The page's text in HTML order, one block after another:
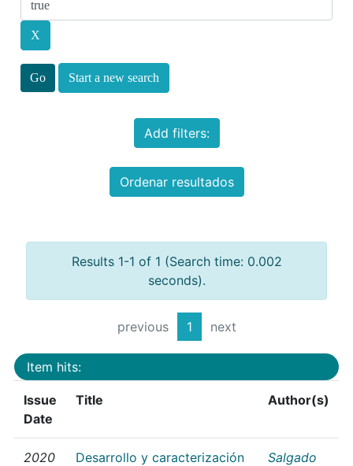
Start a new search
Add filters:
Ordenar resultados
Results 1-1 of 1 (Search time: 0.002
seconds).
previous 1 next
Item hits:
Issue
Date
Title Author(s)
2020
Desarrollo y caracterización
Salgado